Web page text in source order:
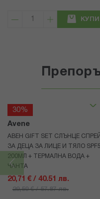
КУПИ
30%
Avene
АВЕН GIFT SET СЛЪНЦЕ СПРЕЙ
ЗА ДЕЦА ЗА ЛИЦЕ И ТЯЛО
200МЛ + ТЕРМАЛНА ВОДА +
ЧАНТА
20,71 € / 40.51 лв.
29,59 € / 57.87 лв.